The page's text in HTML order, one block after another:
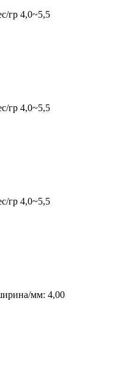
гр 4,0~5,5
гр 4,0~5,5
гр 4,0~5,5
мм: 4,00